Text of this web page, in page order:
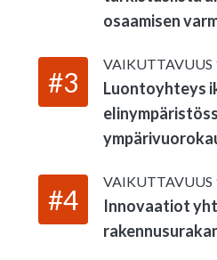
osaamisen
#3
VAIKUTTAVUUS
Luontoyhteys
#4
VAIKUTTAVUUS
Innovaatiot